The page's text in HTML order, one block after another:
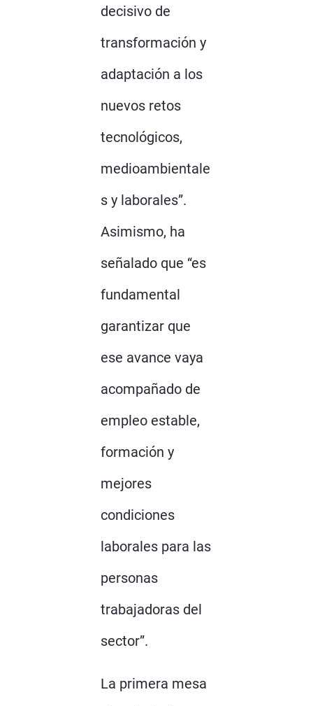
decisivo de
transformación y
adaptación a los
nuevos retos
tecnológicos,
medioambientale
s y laborales”.
Asimismo, ha
señalado que “es
fundamental
garantizar que
ese avance vaya
acompañado de
empleo estable,
formación y
mejores
condiciones
laborales para las
personas
trabajadoras del
sector”.
La primera mesa